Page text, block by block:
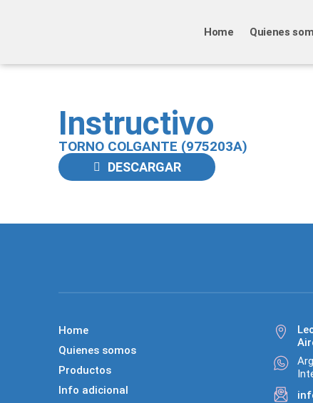
Home Quienes
Instructivo
TORNO COLGANTE (975203A)
DESCARGAR
Home
Quienes somos
Productos
Info adicional